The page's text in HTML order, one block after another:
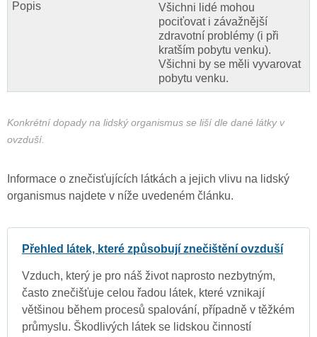
Všichni lidé mohou
pociťovat i závažnější
zdravotní problémy (i při
kratším pobytu venku).
Všichni by se měli vyvarovat
pobytu venku.
Konkrétní dopady na lidský organismus se liší dle dané látky v
ovzduší.
Informace o znečisťujících látkách a jejich vlivu na lidský
organismus najdete v níže uvedeném článku.
Přehled látek, které způsobují znečištění ovzduší
Vzduch, který je pro náš život naprosto nezbytným,
často znečišťuje celou řadou látek, které vznikají
většinou během procesů spalování, případně v těžkém
průmyslu. Škodlivých látek se lidskou činností